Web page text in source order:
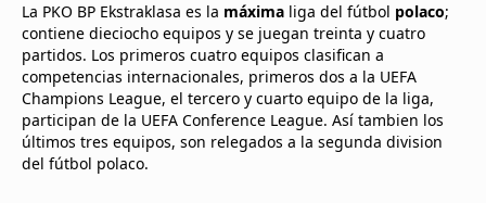
La PKO BP Ekstraklasa es la máxima liga del fútbol polaco;
contiene dieciocho equipos y se juegan treinta y cuatro
partidos. Los primeros cuatro equipos clasifican a
competencias internacionales, primeros dos a la UEFA
Champions League, el tercero y cuarto equipo de la liga,
participan de la UEFA Conference League. Así tambien los
últimos tres equipos, son relegados a la segunda division
del fútbol polaco.